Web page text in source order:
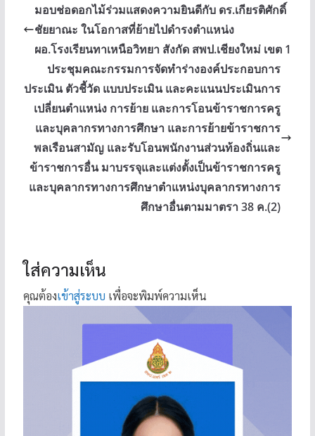
มอบช่อดอกไม้ร่วมแสดงความยินดีกับ ดร.เกียรติศักดิ์
ชัยยาณะ ในโอกาสที่ย้ายไปดำรงตำแหน่ง
ผอ.โรงเรียนทาเหนือวิทยา สังกัด สพป.เชียงใหม่ เขต 1
ประชุมคณะกรรมการจัดทำร่างองค์ประกอบการ
ประเมิน ตัวชี้วัด แบบประเมิน และคะแนนประเมินการ
เปลี่ยนตำแหน่ง การย้าย และการโอนข้าราชการครู
และบุคลากรทางการศึกษา และการย้ายข้าราชการ
พลเรือนสามัญ และรับโอนพนักงานส่วนท้องถิ่นและ
ข้าราชการอื่น มาบรรจุและแต่งตั้งเป็นข้าราชการครู
และบุคลากรทางการศึกษาตำแหน่งบุคลากรทางการ
ศึกษาอื่นตามมาตรา 38 ค.(2)
ใส่ความเห็น
คุณต้องเข้าสู่ระบบ เพื่อจะพิมพ์ความเห็น